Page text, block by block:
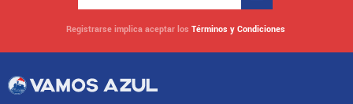
Registrarse implica aceptar los Términos y Condiciones